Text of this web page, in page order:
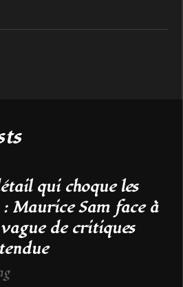
qui choque les
: Maurice Sam face à
de critiques